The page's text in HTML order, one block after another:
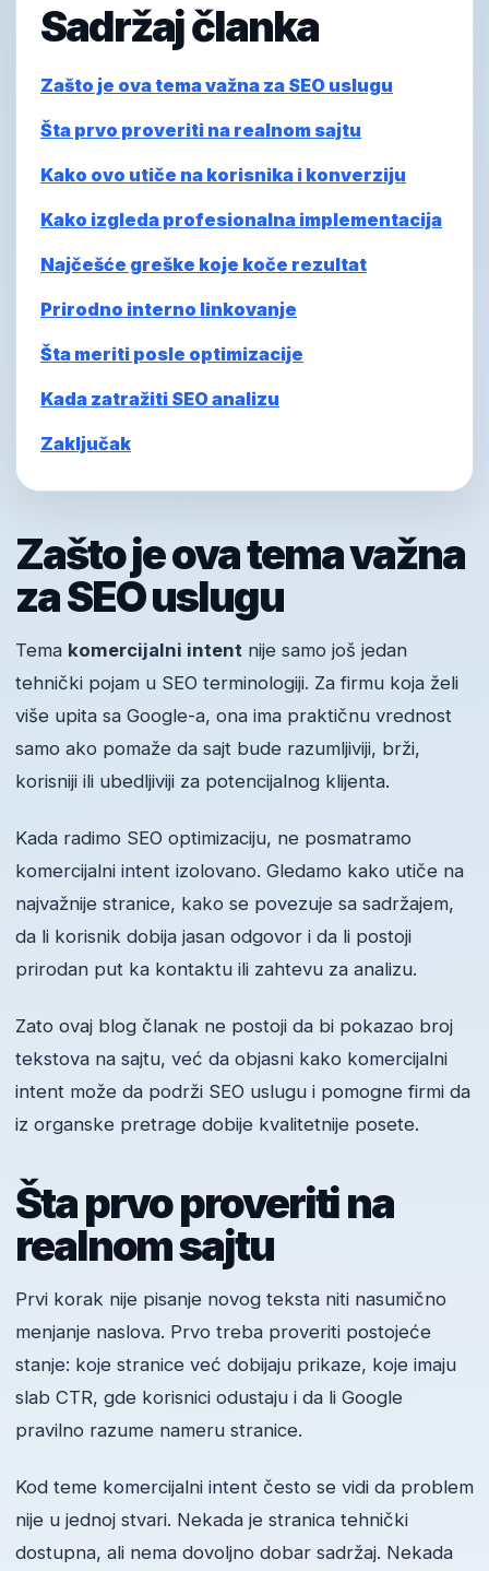
Sadržaj članka
Zašto je ova tema važna za SEO uslugu
Šta prvo proveriti na realnom sajtu
Kako ovo utiče na korisnika i konverziju
Kako izgleda profesionalna implementacija
Najčešće greške koje koče rezultat
Prirodno interno linkovanje
Šta meriti posle optimizacije
Kada zatražiti SEO analizu
Zaključak
Zašto je ova tema važna
za SEO uslugu
Tema komercijalni intent nije samo još jedan
tehnički pojam u SEO terminologiji. Za firmu koja želi
više upita sa Google-a, ona ima praktičnu vrednost
samo ako pomaže da sajt bude razumljiviji, brži,
korisniji ili ubedljiviji za potencijalnog klijenta.
Kada radimo SEO optimizaciju, ne posmatramo
komercijalni intent izolovano. Gledamo kako utiče na
najvažnije stranice, kako se povezuje sa sadržajem,
da li korisnik dobija jasan odgovor i da li postoji
prirodan put ka kontaktu ili zahtevu za analizu.
Zato ovaj blog članak ne postoji da bi pokazao broj
tekstova na sajtu, već da objasni kako komercijalni
intent može da podrži SEO uslugu i pomogne firmi da
iz organske pretrage dobije kvalitetnije posete.
Šta prvo proveriti na
realnom sajtu
Prvi korak nije pisanje novog teksta niti nasumično
menjanje naslova. Prvo treba proveriti postojeće
stanje: koje stranice već dobijaju prikaze, koje imaju
slab CTR, gde korisnici odustaju i da li Google
pravilno razume nameru stranice.
Kod teme komercijalni intent često se vidi da problem
nije u jednoj stvari. Nekada je stranica tehnički
dostupna, ali nema dovoljno dobar sadržaj. Nekada